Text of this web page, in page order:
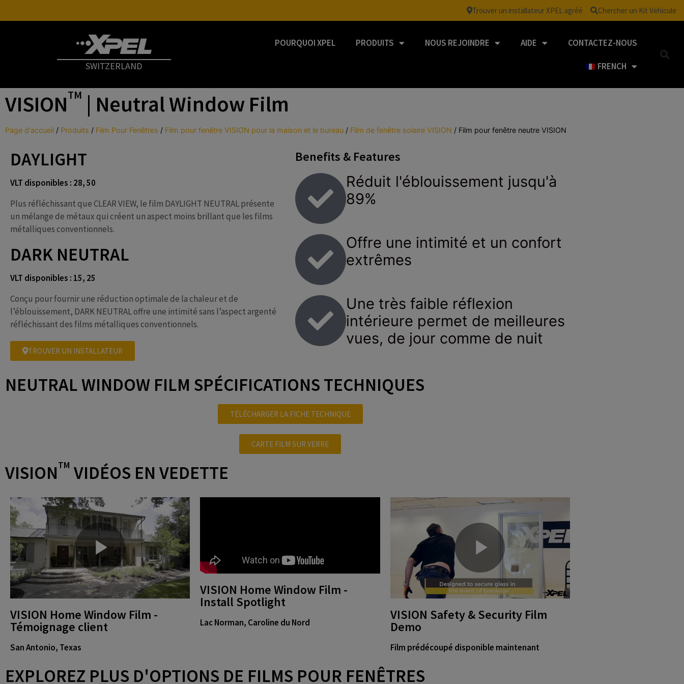
Trouver un installateur XPEL agréé Chercher un Kit Vehicule
SWITZERLAND
POURQUOI XPEL PRODUITS NOUS REJOINDRE AIDE CONTACTEZ-NOUS
FRENCH
VISIONTM | Neutral Window Film
Page d'accueil / Produits / Film Pour Fenêtres / Film pour fenêtre VISION pour la maison et le bureau / Film de fenêtre solaire VISION / Film pour fenêtre neutre VISION
DAYLIGHT
VLT disponibles : 28, 50
Plus réfléchissant que CLEAR VIEW, le film DAYLIGHT NEUTRAL présente
un mélange de métaux qui créent un aspect moins brillant que les films
métalliques conventionnels.
DARK NEUTRAL
VLT disponibles : 15, 25
Conçu pour fournir une réduction optimale de la chaleur et de
l’éblouissement, DARK NEUTRAL offre une intimité sans l’aspect argenté
réfléchissant des films métalliques conventionnels.
TROUVER UN INSTALLATEUR
Benefits & Features
Réduit l'éblouissement jusqu'à
89%
Offre une intimité et un confort
extrêmes
Une très faible réflexion
intérieure permet de meilleures
vues, de jour comme de nuit
NEUTRAL WINDOW FILM SPÉCIFICATIONS TECHNIQUES
TÉLÉCHARGER LA FICHE TECHNIQUE
CARTE FILM SUR VERRE
VISIONTM VIDÉOS EN VEDETTE
P
l
a
VISION Home Window Film -
Témoignage client
San Antonio, Texas
VISION Home Window Film -
Install Spotlight
Lac Norman, Caroline du Nord
P
l
VISION Safety & Security Film
Demo
Film prédécoupé disponible maintenant
EXPLOREZ PLUS D'OPTIONS DE FILMS POUR FENÊTRES